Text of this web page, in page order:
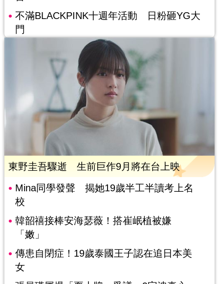
不滿BLACKPINK十週年活動 日粉砸YG大
門
東野圭吾驟逝 生前巨作9月將在台上映
Mina同學發聲 揭她19歲半工半讀考上名
校
韓韶禧接棒安海瑟薇！搭崔岷植被嫌
「嫩」
傳患自閉症！19歲泰國王子認在追日本美
女